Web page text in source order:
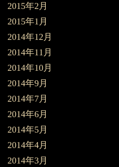
2015年2月
2015年1月
2014年12月
2014年11月
2014年10月
2014年9月
2014年7月
2014年6月
2014年5月
2014年4月
2014年3月